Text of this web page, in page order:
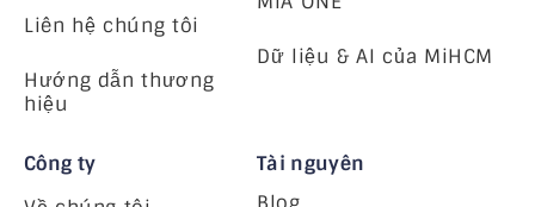
Liên hệ chúng tôi
Hướng dẫn thương
hiệu
Dữ liệu & AI của MiHCM
Công ty
Tài nguyên